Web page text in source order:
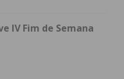
IV Fim de Semana